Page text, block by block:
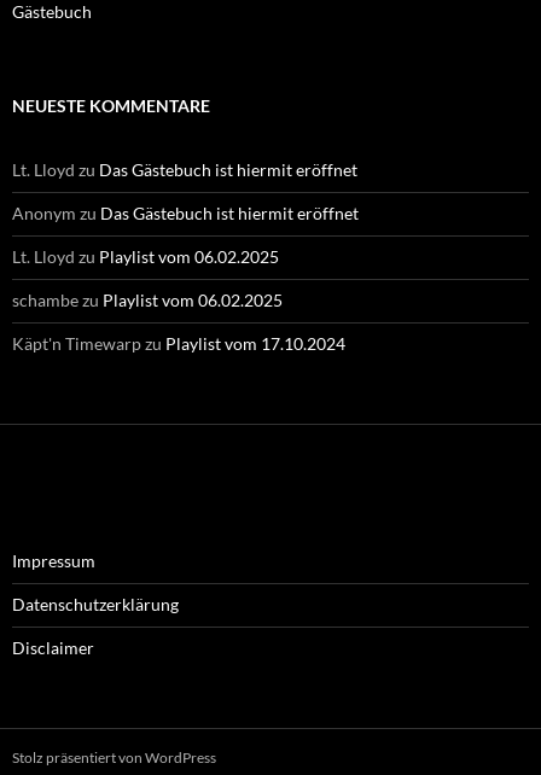
Gästebuch
NEUESTE KOMMENTARE
Lt. Lloyd zu Das Gästebuch ist hiermit eröffnet
Anonym zu Das Gästebuch ist hiermit eröffnet
Lt. Lloyd zu Playlist vom 06.02.2025
schambezu Playlist vom 06.02.2025
Käpt'n Timewarpzu Playlist vom 17.10.2024
Impressum
Datenschutzerklärung
Disclaimer
Stolz präsentiert von WordPress